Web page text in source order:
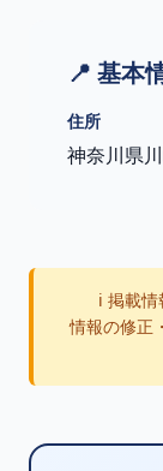
📍 基本
住所
神奈川県
ℹ️ 掲載
情報の修正